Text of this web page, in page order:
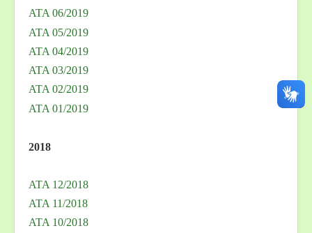
ATA 06/2019
ATA 05/2019
ATA 04/2019
ATA 03/2019
ATA 02/2019
ATA 01/2019
2018
ATA 12/2018
ATA 11/2018
ATA 10/2018